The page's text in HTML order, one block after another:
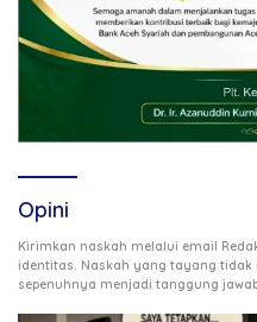
Opini
Kirimkan naskah melalui email
identitas. Naskah yang tayang tidak
sepenuhnya menjadi tanggung